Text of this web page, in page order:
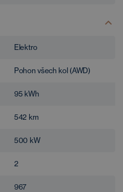
Elektro
Pohon všech kol (AWD)
95 kWh
542 km
500 kW
2
967